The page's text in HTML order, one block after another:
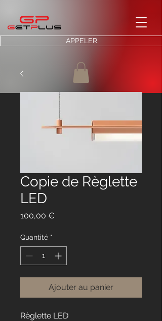
APPELER
Copie de Règlette
LED
100,00 €
Quantité *
Ajouter au panier
Règlette LED